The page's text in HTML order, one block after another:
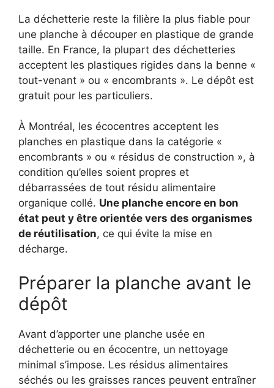
La déchetterie reste la filière la plus fiable pour
une planche à découper en plastique de grande
taille. En France, la plupart des déchetteries
acceptent les plastiques rigides dans la benne «
tout-venant » ou « encombrants ». Le dépôt est
gratuit pour les particuliers.
À Montréal, les écocentres acceptent les
planches en plastique dans la catégorie «
encombrants » ou « résidus de construction », à
condition qu’elles soient propres et
débarrassées de tout résidu alimentaire
organique collé. Une planche encore en bon
état peut y être orientée vers des organismes
de réutilisation, ce qui évite la mise en
décharge.
Préparer la planche avant le
dépôt
Avant d’apporter une planche usée en
déchetterie ou en écocentre, un nettoyage
minimal s’impose. Les résidus alimentaires
séchés ou les graisses rances peuvent entraîner